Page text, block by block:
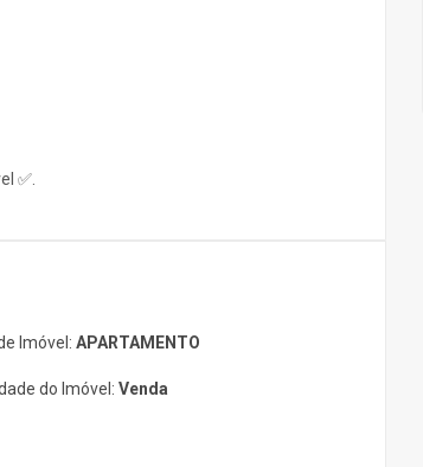
✅.
Imóvel: APARTAMENTO
do Imóvel: Venda